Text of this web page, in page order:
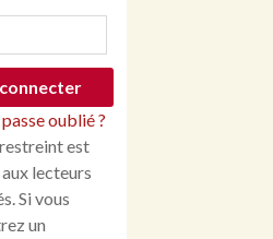
oublié ?
est
lecteurs
Si vous
un